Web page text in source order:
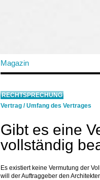
Magazin
RECHTSPRECHUNG
Vertrag /Umfang des Vertrages
Gibt es eine
vollständig
Es existiert keine Vermutung der
will der Auftraggeber den